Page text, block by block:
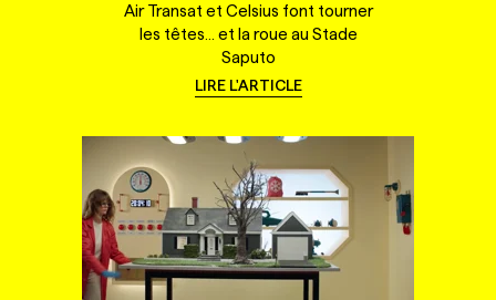
Air Transat et Celsius font tourner
les têtes... et la roue au Stade
Saputo
LIRE L'ARTICLE